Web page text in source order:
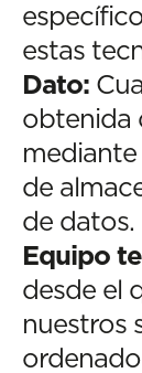
estas
Dato:
obtenida
de
de datos.
Equipo
desde el
nuestros